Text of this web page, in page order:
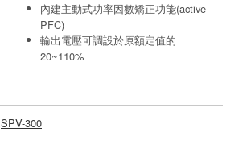
內建主動式功率因數矯正功能(active
PFC)
輸出電壓可調設於原額定值的
20~110%
SPV-300